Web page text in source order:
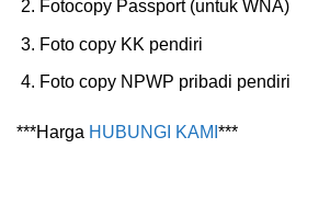
Fotocopy Passport (untuk WNA)
Foto copy KK pendiri
Foto copy NPWP pribadi pendiri
***Harga HUBUNGI KAMI ***